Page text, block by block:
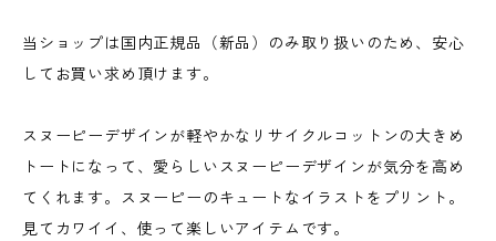
当ショップは国内正規品（新品）のみ取り扱いのため、安心
してお買い求め頂けます。
スヌーピーデザインが軽やかなリサイクルコットンの大きめ
トートになって、愛らしいスヌーピーデザインが気分を高め
てくれます。スヌーピーのキュートなイラストをプリント。
見てカワイイ、使って楽しいアイテムです。